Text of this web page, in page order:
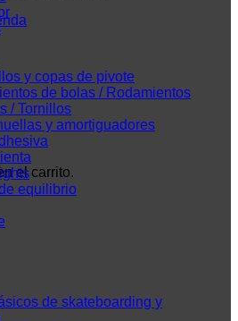
el carrito.
y copas de pivote
de bolas / Rodamientos
/ Tornillos
y amortiguadores
equilibrio
de skateboarding y